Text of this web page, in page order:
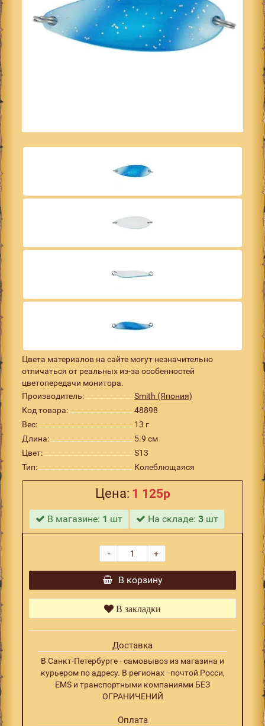
Цвета материалов на сайте могут незначительно
отличаться от реальных из-за особенностей
цветопередачи монитора.
Производитель:
Smith (Япония)
Код товара:
48898
Вес:
13 г
Длина:
5.9 см
Цвет:
S13
Тип:
Колеблющаяся
Цена: 1 125р
В магазине: 1 шт На складе:3 шт
+
-
В корзину
В закладки
Доставка
В Санкт-Петербурге - самовывоз из магазина и
курьером по адресу. В регионах - почтой Росси,
EMS и транспортными компаниями БЕЗ
ОГРАНИЧЕНИЙ
Оплата